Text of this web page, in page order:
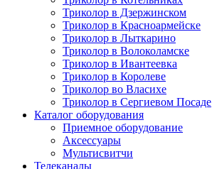
Триколор в Дзержинском
Триколор в Красноармейске
Триколор в Лыткарино
Триколор в Волоколамске
Триколор в Ивантеевка
Триколор в Королеве
Триколор во Власихе
Триколор в Сергиевом Посаде
Каталог оборудования
Приемное оборудование
Аксессуары
Мультисвитчи
Телеканалы